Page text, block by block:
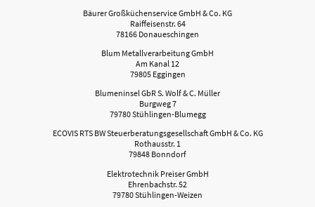
Bäurer Großküchenservice GmbH & Co. KG
Raiffeisenstr. 64
78166 Donaueschingen
Blum Metallverarbeitung GmbH
Am Kanal 12
79805 Eggingen
Blumeninsel GbR S. Wolf & C. Müller
Burgweg 7
79780 Stühlingen-Blumegg
ECOVIS RTS BW Steuerberatungsgesellschaft GmbH & Co. KG
Rothausstr. 1
79848 Bonndorf
Elektrotechnik Preiser GmbH
Ehrenbachstr. 52
79780 Stühlingen-Weizen